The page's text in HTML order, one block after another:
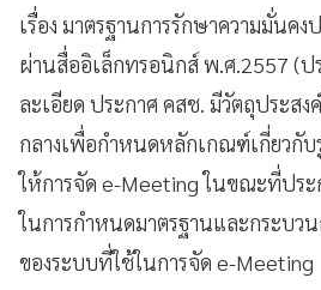
เรื่อง มาตรฐานการรักษาความมั่นค
ผ่านสื่ออิเล็กทรอนิกส์ พ.ศ.2557 (ป
ละเอียด ประกาศ คสช. มีวัตถุประส
กลางเพื่อกำหนดหลักเกณฑ์เกี่ยวกั
ให้การจัด e-Meeting ในขณะที่ประ
ในการกำหนดมาตรฐานและกระบว
ของระบบที่ใช้ในการจัด e-Meeting